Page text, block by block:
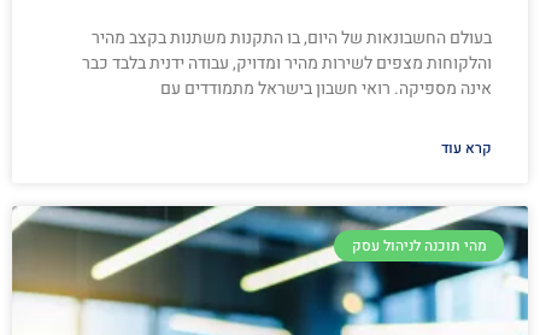
בעולם החשבונאות של היום, בו התקנות משתנות בקצב מהיר
והלקוחות מצפים לשירות מהיר ומדויק, עבודה ידנית בלבד כבר
אינה מספיקה. רואי חשבון בישראל מתמודדים עם
קרא עוד
מהי תוכנה לניהול עסק